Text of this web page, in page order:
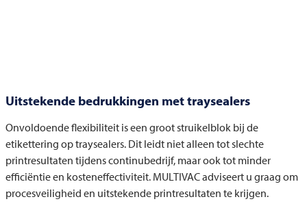
Uitstekende bedrukkingen met traysealers
Onvoldoende flexibiliteit is een groot struikelblok bij de
etikettering op traysealers. Dit leidt niet alleen tot slechte
printresultaten tijdens continubedrijf, maar ook tot minder
efficiëntie en kosteneffectiviteit. MULTIVACadviseert u graag om
procesveiligheid en uitstekende printresultaten te krijgen.